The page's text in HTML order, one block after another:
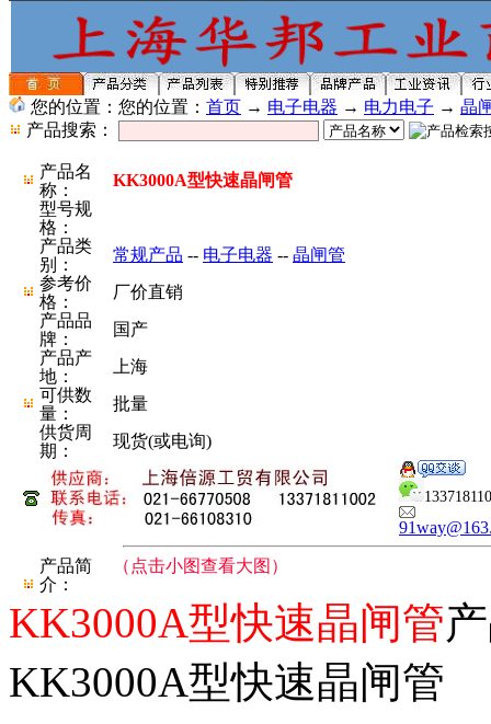
您的位置：您的位置： 首页 → 电子电器 → 电力电子 → 晶
产品搜索：
产品名
称：
KK3000A型快速晶闸管
型号规
格：
产品类
别：
常规产品 -- 电子电器 -- 晶闸管
参考价
格：
厂价直销
产品品
牌：
国产
产品产
地：
上海
可供数
量：
批量
供货周
期：
现货(或电询)
产品简
介：
（点击小图查看大图）
KK3000A型快速晶闸管
KK3000A型快速晶闸管